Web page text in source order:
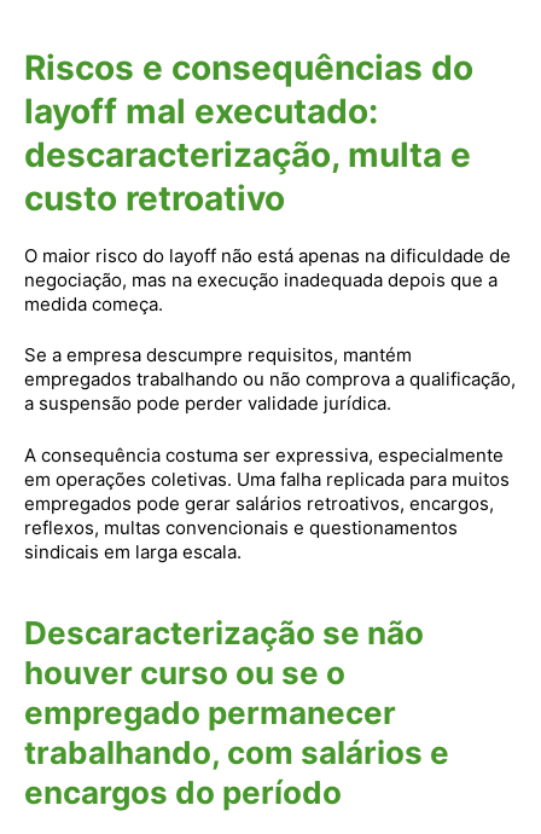
Riscos e consequências do
layoff mal executado:
descaracterização, multa e
custo retroativo
O maior risco do layoff não está apenas na dificuldade de
negociação, mas na execução inadequada depois que a
medida começa.
Se a empresa descumpre requisitos, mantém
empregados trabalhando ou não comprova a qualificação,
a suspensão pode perder validade jurídica.
A consequência costuma ser expressiva, especialmente
em operações coletivas. Uma falha replicada para muitos
empregados pode gerar salários retroativos, encargos,
reflexos, multas convencionais e questionamentos
sindicais em larga escala.
Descaracterização se não
houver curso ou se o
empregado permanecer
trabalhando, com salários e
encargos do período